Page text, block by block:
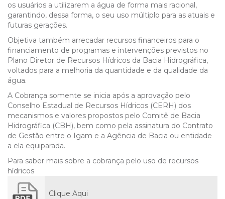
os usuários a utilizarem a água de forma mais racional,
garantindo, dessa forma, o seu uso múltiplo para as atuais e
futuras gerações.
Objetiva também arrecadar recursos financeiros para o
financiamento de programas e intervenções previstos no
Plano Diretor de Recursos Hídricos da Bacia Hidrográfica,
voltados para a melhoria da quantidade e da qualidade da
água.
A Cobrança somente se inicia após a aprovação pelo
Conselho Estadual de Recursos Hídricos (CERH) dos
mecanismos e valores propostos pelo Comitê de Bacia
Hidrográfica (CBH), bem como pela assinatura do Contrato
de Gestão entre o Igam e a Agência de Bacia ou entidade
a ela equiparada.
Para saber mais sobre a cobrança pelo uso de recursos
hídricos
Clique Aqui